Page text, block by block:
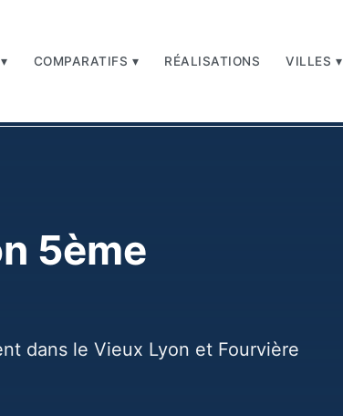
COMPARATIFS ▾ RÉALISATIONS VILLES ▾
5ème
dans le Vieux Lyon et Fourvière